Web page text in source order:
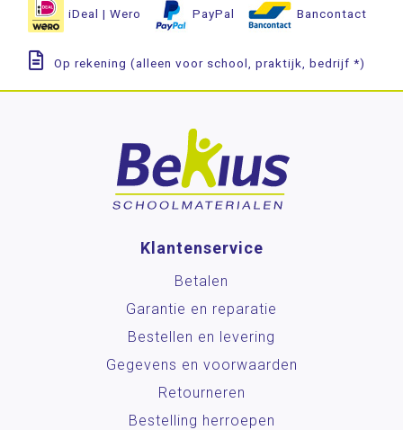
iDeal | Wero PayPal Bancontact
Op rekening (alleen voor school, praktijk, bedrijf *)
Klantenservice
Betalen
Garantie en reparatie
Bestellen en levering
Gegevens en voorwaarden
Retourneren
Bestelling herroepen